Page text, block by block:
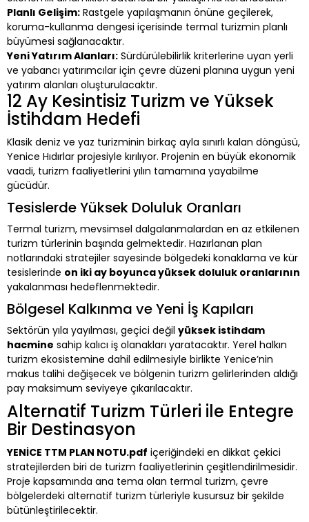
Planlı Gelişim: Rastgele yapılaşmanın önüne geçilerek,
koruma-kullanma dengesi içerisinde termal turizmin planlı
büyümesi sağlanacaktır.
Yeni Yatırım Alanları: Sürdürülebilirlik kriterlerine uyan yerli
ve yabancı yatırımcılar için çevre düzeni planına uygun yeni
yatırım alanları oluşturulacaktır.
12 Ay Kesintisiz Turizm ve Yüksek
İstihdam Hedefi
Klasik deniz ve yaz turizminin birkaç ayla sınırlı kalan döngüsü,
Yenice Hıdırlar projesiyle kırılıyor. Projenin en büyük ekonomik
vaadi, turizm faaliyetlerini yılın tamamına yayabilme
gücüdür.
Tesislerde Yüksek Doluluk Oranları
Termal turizm, mevsimsel dalgalanmalardan en az etkilenen
turizm türlerinin başında gelmektedir. Hazırlanan plan
notlarındaki stratejiler sayesinde bölgedeki konaklama ve kür
tesislerinde on iki ay boyunca yüksek doluluk oranlarının
yakalanması hedeflenmektedir.
Bölgesel Kalkınma ve Yeni İş Kapıları
Sektörün yıla yayılması, geçici değil yüksek istihdam
hacmine sahip kalıcı iş olanakları yaratacaktır. Yerel halkın
turizm ekosistemine dahil edilmesiyle birlikte Yenice’nin
makus talihi değişecek ve bölgenin turizm gelirlerinden aldığı
pay maksimum seviyeye çıkarılacaktır.
Alternatif Turizm Türleri ile Entegre
Bir Destinasyon
YENİCE TTM PLAN NOTU.pdf içeriğindeki en dikkat çekici
stratejilerden biri de turizm faaliyetlerinin çeşitlendirilmesidir.
Proje kapsamında ana tema olan termal turizm, çevre
bölgelerdeki alternatif turizm türleriyle kusursuz bir şekilde
bütünleştirilecektir.